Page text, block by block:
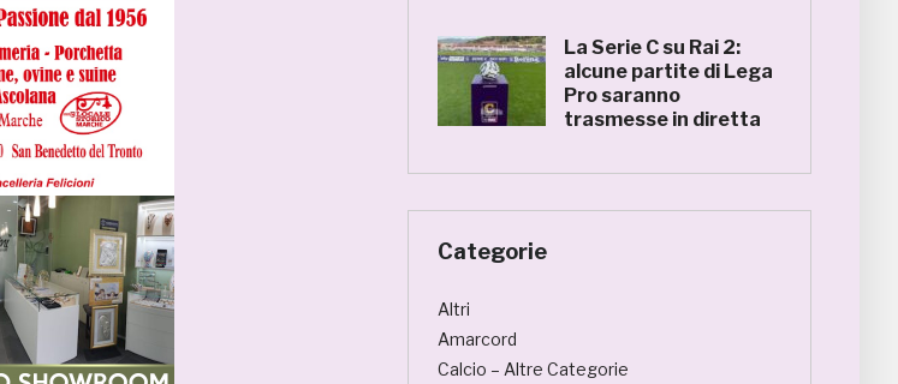
La Serie C su Rai 2:
alcune partite di Lega
Pro saranno
trasmesse in diretta
Categorie
Altri
Amarcord
Calcio – Altre Categorie